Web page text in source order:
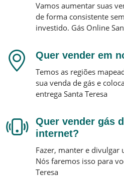
Vamos aumentar suas
de forma consistente
investido. Gás Online
Quer vender em
Temos as regiões
sua venda de gás e
entrega Santa Teresa
Quer vender gás
internet?
Fazer, manter e divulgar
Nós faremos isso para
Teresa